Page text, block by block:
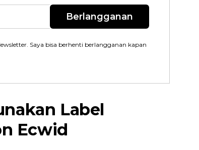
Berlangganan
Saya bisa berhenti berlangganan kapan
Label
Ecwid